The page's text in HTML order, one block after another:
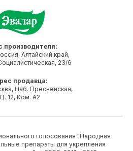
производителя:
Алтайский край,
23/6
продавца:
Наб. Пресненская,
Д. 12, Ком. А2
голосования "Народная
препараты для укрепления